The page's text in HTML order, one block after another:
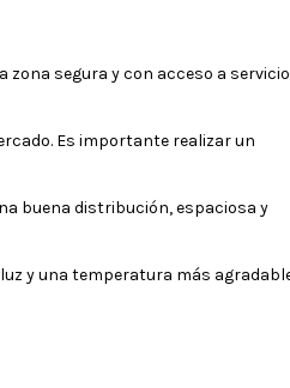
zona segura y con acceso a
Es importante realizar un
buena distribución, espaciosa y
y una temperatura más